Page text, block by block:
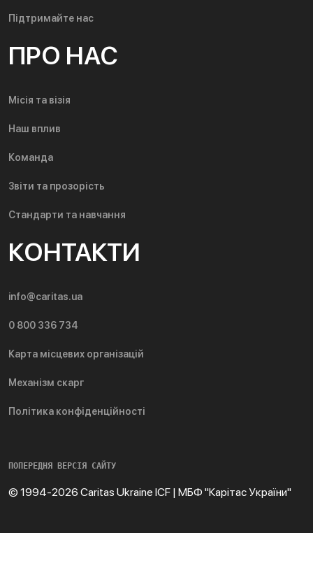
Підтримайте нас
ПРО НАС
Місія та візія
Наш вплив
Команда
Звіти та прозорість
Стандарти та навчання
КОНТАКТИ
info@caritas.ua
0 800 336 734
Карта місцевих організацій
Механізм скарг
Політика конфіденційності
ПОПЕРЕДНЯ ВЕРСІЯ САЙТУ
© 1994-2026 Caritas Ukraine ICF | МБФ "Карітас України"